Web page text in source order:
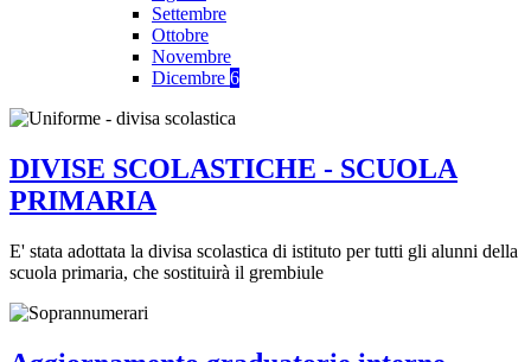
Settembre
Ottobre
Novembre
Dicembre 6
DIVISE SCOLASTICHE - SCUOLA
PRIMARIA
E' stata adottata la divisa scolastica di istituto per tutti gli alunni della
scuola primaria, che sostituirà il grembiule